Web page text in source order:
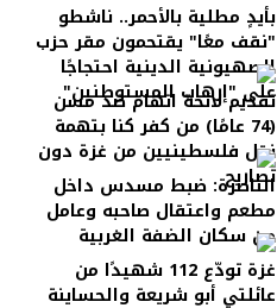
بأيدٍ مطلية بالأحمر.. ناشطو
"نقف معًا" يقتحمون مقر حزب
الصهيونية الدينية احتجاجًا
على "إرهاب المستوطنين"
تقديم لائحة اتهام ضد مسن
(74 عامًا) من كفر كنا بتهمة
نقل فلسطينيين من غزة دون
تصاريح
الناصرة: ضبط مسدس داخل
مطعم واعتقال صاحبه وعامل
من سكان الضفة الغربية
غزة تودّع 112 شهيدًا من
عائلتي أبو شريعة والحساينة